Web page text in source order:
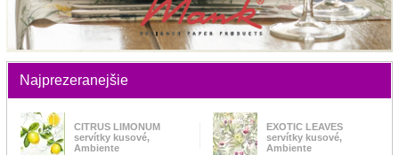
Najprezeranejšie
CITRUS LIMONUM
servítky kusové,
Ambiente
EXOTIC LEAVES
servítky kusové,
Ambiente